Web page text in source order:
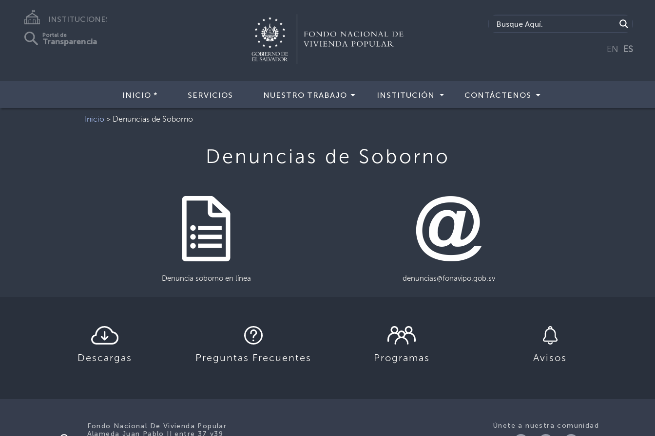
INSTITUCIONES
Portal de
Transparencia
EN ES
INICIO * SERVICIOS NUESTRO TRABAJO INSTITUCIÓN CONTÁCTENOS
Inicio > Denuncias de Soborno
Denuncias de Soborno
Denuncia soborno en línea denuncias@fonavipo.gob.sv
Descargas Preguntas Frecuentes Programas Avisos
Únete a nuestra comunidad
Fondo Nacional De Vivienda Popular
Alameda Juan Pablo II entre 37 y39